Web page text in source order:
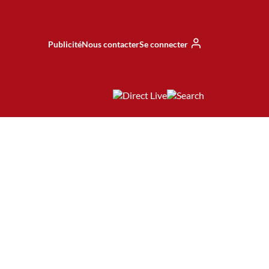
PublicitéNous contacterSe connecter